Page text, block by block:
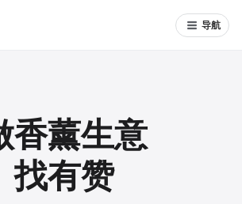
导航
香薰生意
找有赞